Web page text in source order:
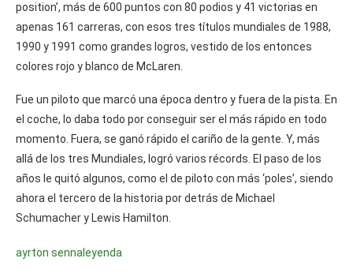
position’, más de 600 puntos con 80 podios y 41 victorias en
apenas 161 carreras, con esos tres títulos mundiales de 1988,
1990 y 1991 como grandes logros, vestido de los entonces
colores rojo y blanco de McLaren.
Fue un piloto que marcó una época dentro y fuera de la pista. En
el coche, lo daba todo por conseguir ser el más rápido en todo
momento. Fuera, se ganó rápido el cariño de la gente. Y, más
allá de los tres Mundiales, logró varios récords. El paso de los
años le quitó algunos, como el de piloto con más ‘poles’, siendo
ahora el tercero de la historia por detrás de Michael
Schumacher y Lewis Hamilton.
ayrton senna leyenda